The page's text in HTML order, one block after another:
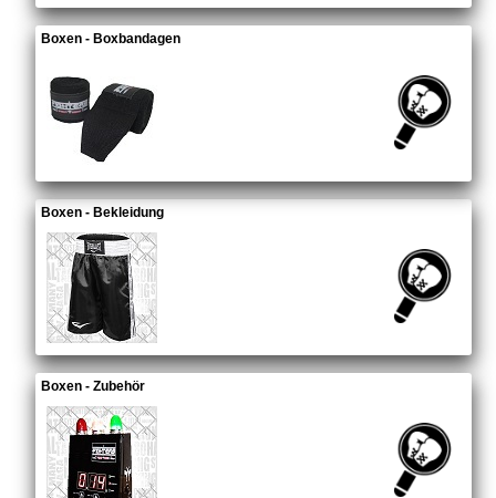
Boxen - Boxbandagen
Boxen - Bekleidung
Boxen - Zubehör